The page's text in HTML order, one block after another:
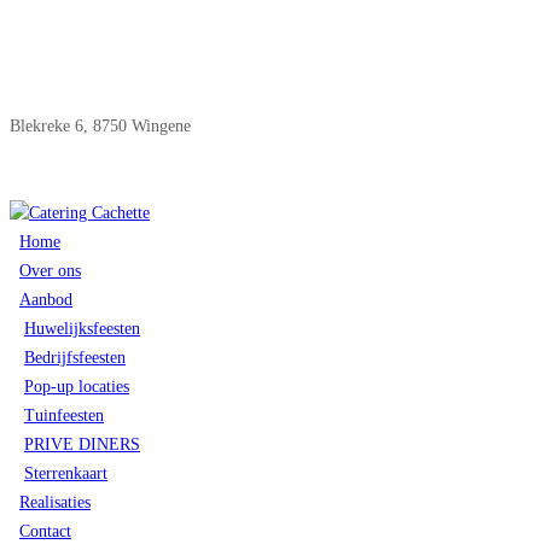
Blekreke 6, 8750 Wingene
Home
Over ons
Aanbod
Huwelijksfeesten
Bedrijfsfeesten
Pop-up locaties
Tuinfeesten
PRIVE DINERS
Sterrenkaart
Realisaties
Contact